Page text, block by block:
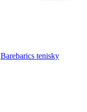
Barebarics tenisky